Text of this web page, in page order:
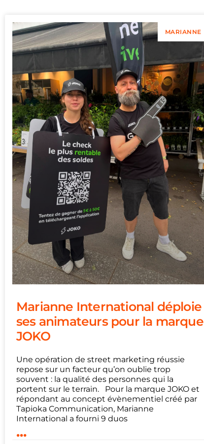
MARIANNE
Marianne International déploie
ses animateurs pour la marque
JOKO
Une opération de street marketing réussie
repose sur un facteur qu’on oublie trop
souvent : la qualité des personnes qui la
portent sur le terrain. Pour la marque JOKO et
répondant au concept évènementiel créé par
Tapioka Communication, Marianne
International a fourni 9 duos
...